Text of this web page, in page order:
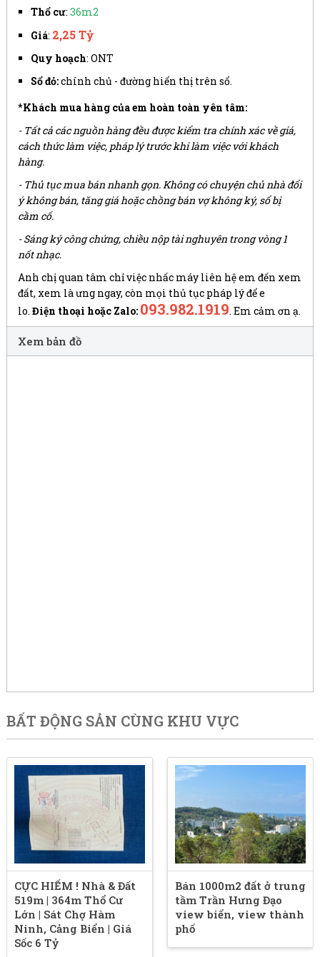
Thổ cư: 36m2
Giá: 2,25 Tỷ
Quy hoạch: ONT
Sổ đỏ:chính chủ - đường hiển thị trên sổ.
*Khách mua hàng của em hoàn toàn yên tâm:
- Tất cả các nguồn hàng đều được kiểm tra chính xác về giá,
cách thức làm việc, pháp lý trước khi làm việc với khách
hàng.
- Thủ tục mua bán nhanh gọn. Không có chuyện chủ nhà đổi
ý không bán, tăng giá hoặc chồng bán vợ không ký, sổ bị
cầm cố.
- Sáng ký công chứng, chiều nộp tài nghuyên trong vòng 1
nốt nhạc.
Anh chị quan tâm chỉ việc nhấc máy liên hệ em đến xem
đất, xem là ưng ngay, còn mọi thủ tục pháp lý để e
lo. Điện thoại hoặc Zalo: 093.982.1919. Em cảm ơn ạ.
Xem bản đồ
BẤT ĐỘNG SẢN CÙNG KHU VỰC
CỰC HIẾM ! Nhà & Đất
519m | 364m Thổ Cư
Lớn | Sát Chợ Hàm
Ninh, Cảng Biển | Giá
Sốc 6 Tỷ
Bán 1000m2 đất ở trung
tầm Trần Hưng Đạo
view biển, view thành
phố